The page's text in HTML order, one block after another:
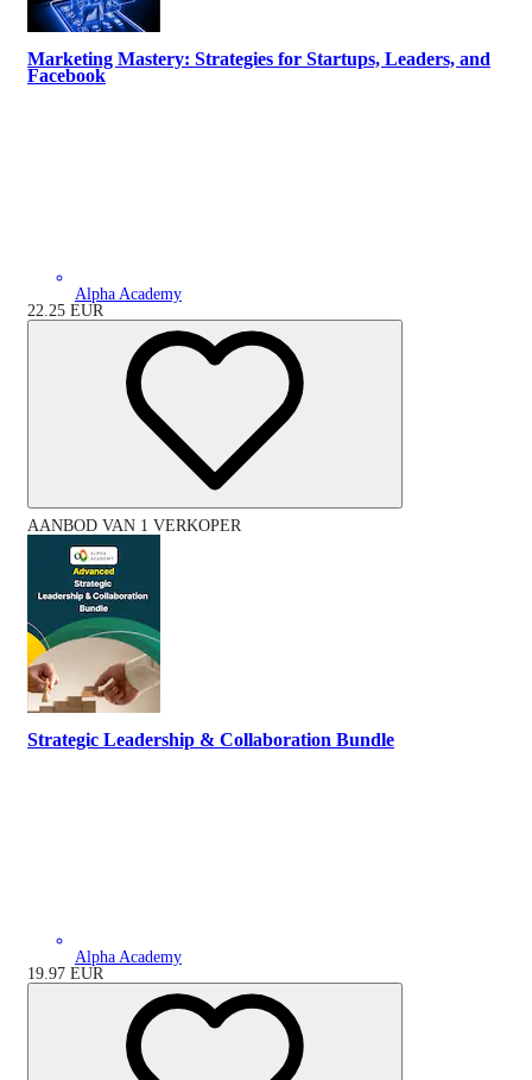
Marketing Mastery: Strategies for Startups, Leaders, and
Facebook
Alpha Academy
22.25 EUR
AANBOD VAN 1 VERKOPER
Strategic Leadership & Collaboration Bundle
Alpha Academy
19.97 EUR